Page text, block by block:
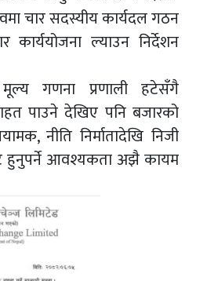
चार सदस्यीय कार्यदल गठन
कार्ययोजना ल्याउन निर्देशन
गणना प्रणाली हटेसँगै
पाउने देखिए पनि बजारको
नीति निर्मातादेखि निजी
हुनुपर्ने आवश्यकता अझै कायम